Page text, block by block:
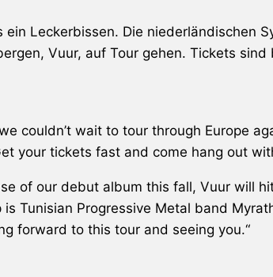
Leckerbissen. Die niederländischen
Vuur, auf Tour gehen. Tickets sind
couldn’t wait to tour through Europe
your tickets fast and come hang out
of our debut album this fall, Vuur will
Tunisian Progressive Metal band
forward to this tour and seeing you.“